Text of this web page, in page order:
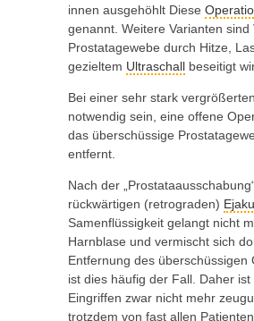
innen ausgehöhlt Diese
genannt. Weitere Varianten
Prostatagewebe durch Hitze,
gezieltem Ultraschall beseitigt
Bei einer sehr stark
notwendig sein, eine offene
das überschüssige
entfernt.
Nach der
rückwärtigen (retrograden)
Samenflüssigkeit gelangt nicht
Harnblase und vermischt sich
Entfernung des
ist dies häufig der Fall. Daher
Eingriffen zwar nicht mehr
trotzdem von fast allen